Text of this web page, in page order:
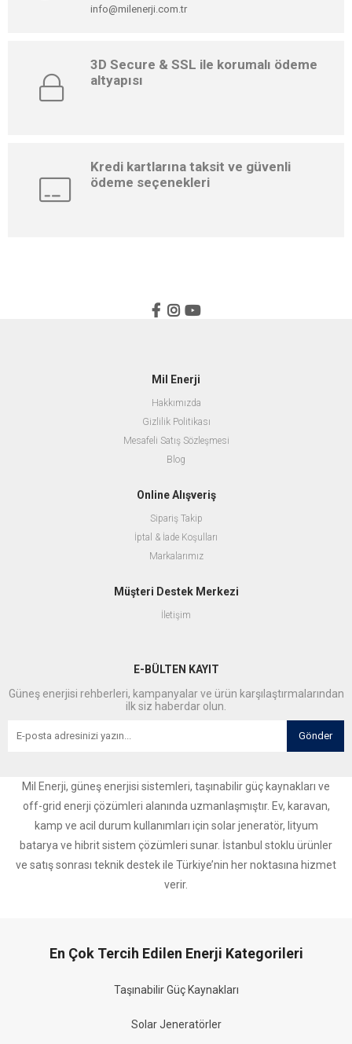
info@milenerji.com.tr
3D Secure & SSL ile korumalı ödeme
altyapısı
Kredi kartlarına taksit ve güvenli
ödeme seçenekleri
Mil Enerji
Hakkımızda
Gizlilik Politikası
Mesafeli Satış Sözleşmesi
Blog
Online Alışveriş
Sipariş Takip
İptal & İade Koşulları
Markalarımız
Müşteri Destek Merkezi
İletişim
E-BÜLTEN KAYIT
Güneş enerjisi rehberleri, kampanyalar ve ürün karşılaştırmalarından
ilk siz haberdar olun.
Gönder
Mil Enerji, güneş enerjisi sistemleri, taşınabilir güç kaynakları ve
off-grid enerji çözümleri alanında uzmanlaşmıştır. Ev, karavan,
kamp ve acil durum kullanımları için solar jeneratör, lityum
batarya ve hibrit sistem çözümleri sunar. İstanbul stoklu ürünler
ve satış sonrası teknik destek ile Türkiye’nin her noktasına hizmet
verir.
En Çok Tercih Edilen Enerji Kategorileri
Taşınabilir Güç Kaynakları
Solar Jeneratörler